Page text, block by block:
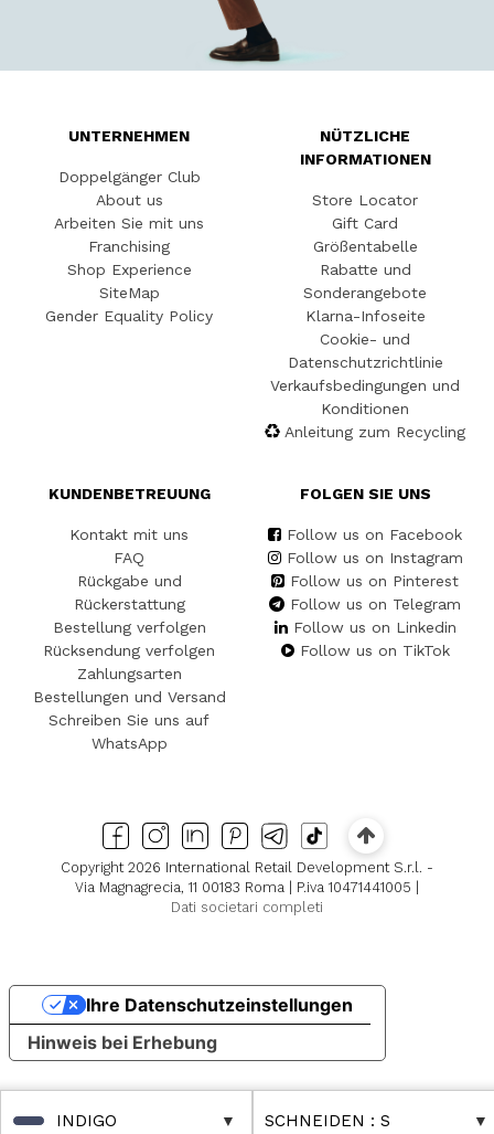
INDIGO SCHNEIDEN : S
UNTERNEHMEN
Doppelgänger Club
About us
Arbeiten Sie mit uns
Franchising
Shop Experience
SiteMap
Gender Equality Policy
NÜTZLICHE
INFORMATIONEN
Store Locator
Gift Card
Größentabelle
Rabatte und
Sonderangebote
Klarna-Infoseite
Cookie- und
Datenschutzrichtlinie
Verkaufsbedingungen und
Konditionen
Anleitung zum Recycling
KUNDENBETREUUNG
Kontakt mit uns
FAQ
Rückgabe und
Rückerstattung
Bestellung verfolgen
Rücksendung verfolgen
Zahlungsarten
Bestellungen und Versand
Schreiben Sie uns auf
WhatsApp
FOLGEN SIE UNS
Follow us on Facebook
Follow us on Instagram
Follow us on Pinterest
Follow us on Telegram
Follow us on Linkedin
Follow us on TikTok
Copyright 2026 International Retail Development S.r.l. -
Via Magnagrecia, 11 00183 Roma | P.iva 10471441005 |
Dati societari completi
Hinweis bei Erhebung
Ihre Datenschutzeinstellungen